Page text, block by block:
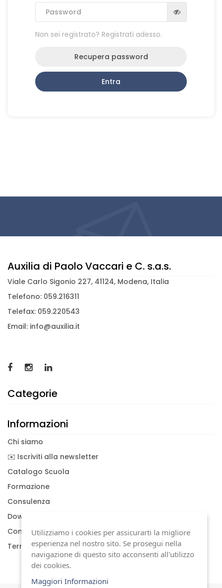
Non sei registrato? Registrati adesso.
Recupera password
Entra
Auxilia di Paolo Vaccari e C. s.a.s.
Viale Carlo Sigonio 227, 41124, Modena, Italia
Telefono: 059.216311
Telefax: 059.220543
Email: info@auxilia.it
Categorie
Informazioni
Chi siamo
✉️ Iscriviti alla newsletter
Catalogo Scuola
Formazione
Consulenza
Download documenti
Condizioni generali
Termini di garanzia
Utilizziamo i cookies per assicurarti la migliore
esperienza nel nostro sito. Se prosegui nella
navigazione di questo sito acconsenti all'utilizzo
dei cookies.
Maggiori Informazioni